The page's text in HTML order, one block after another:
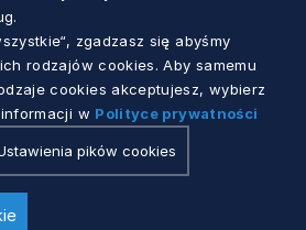
usługi społeczne. Co
23 dni temu
zgadzasz się abyśmy
rodzajów cookies. Aby samemu
cookies akceptujesz, wybierz
informacji w Polityce prywatności
pików cookies